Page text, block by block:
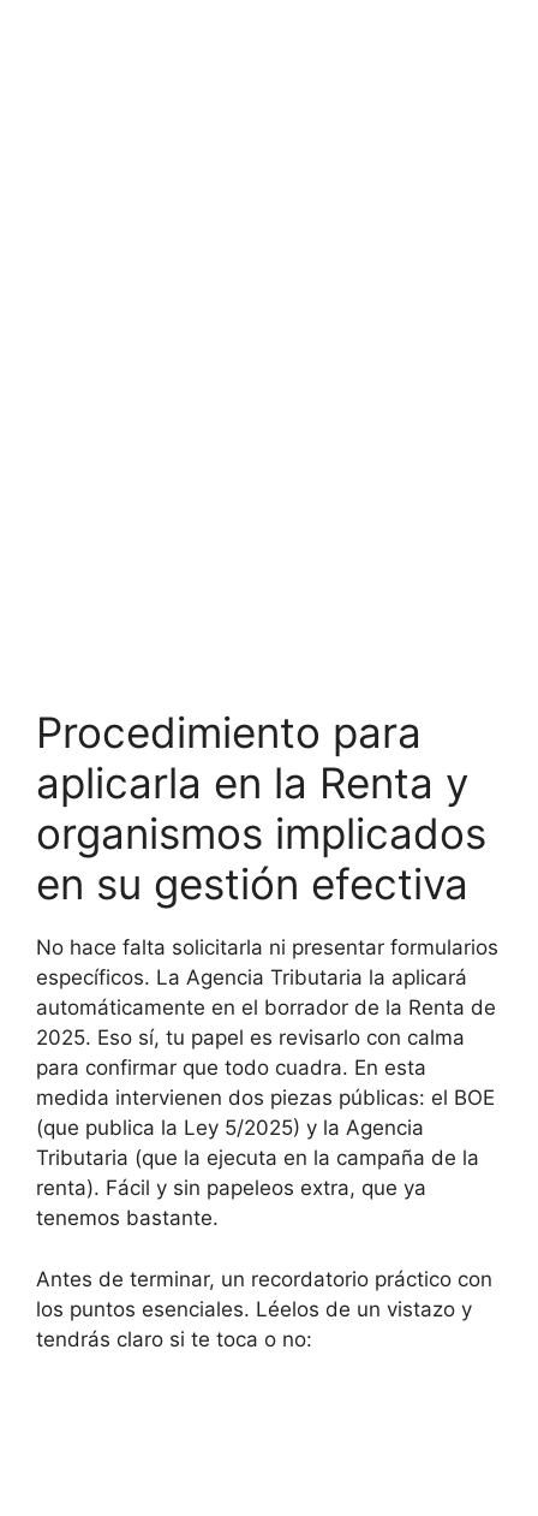
Procedimiento para
aplicarla en la Renta y
organismos implicados
en su gestión efectiva
No hace falta solicitarla ni presentar formularios
específicos. La Agencia Tributaria la aplicará
automáticamente en el borrador de la Renta de
2025. Eso sí, tu papel es revisarlo con calma
para confirmar que todo cuadra. En esta
medida intervienen dos piezas públicas: el BOE
(que publica la Ley 5/2025) y la Agencia
Tributaria (que la ejecuta en la campaña de la
renta). Fácil y sin papeleos extra, que ya
tenemos bastante.
Antes de terminar, un recordatorio práctico con
los puntos esenciales. Léelos de un vistazo y
tendrás claro si te toca o no: